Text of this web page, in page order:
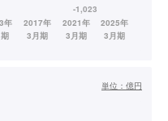
単位： 億円